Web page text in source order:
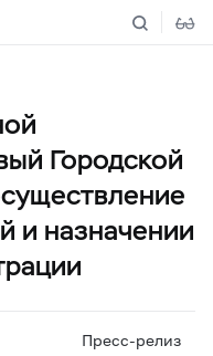
Городской
и назначении
Пресс-релиз